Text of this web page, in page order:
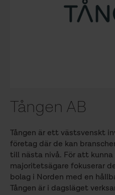
Tången AB
Tången är ett västsvenskt
företag där de kan
till nästa nivå. För att
majoritetsägare fokuserar
bolag i Norden med en
Tången är i dagsläget